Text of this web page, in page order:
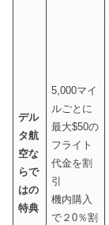
デル
タ航
空な
らで
はの
特典
5,000マイ
ルごとに
最大$50の
フライト
代金を割
引
機内購入
で２0％割